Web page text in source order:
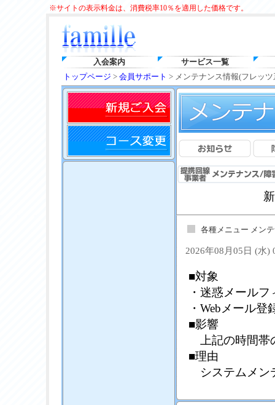
※サイトの表示料金は、消費税率10％を適用した価格です。
入会案内
サービス一覧
トップページ > 会員サポート > メンテナンス情報(フレッツ
各種メニュー メン
2026年08月05日 (水)
■対象
・迷惑メール
・Webメール登
■影響
上記の時間帯
■理由
システムメン